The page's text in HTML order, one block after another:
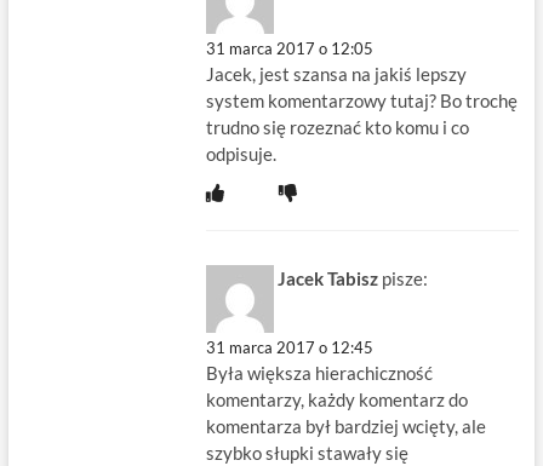
31 marca 2017 o 12:05
Jacek, jest szansa na jakiś lepszy
system komentarzowy tutaj? Bo trochę
trudno się rozeznać kto komu i co
odpisuje.
Jacek Tabisz pisze:
31 marca 2017 o 12:45
Była większa hierachiczność
komentarzy, każdy komentarz do
komentarza był bardziej wcięty, ale
szybko słupki stawały się